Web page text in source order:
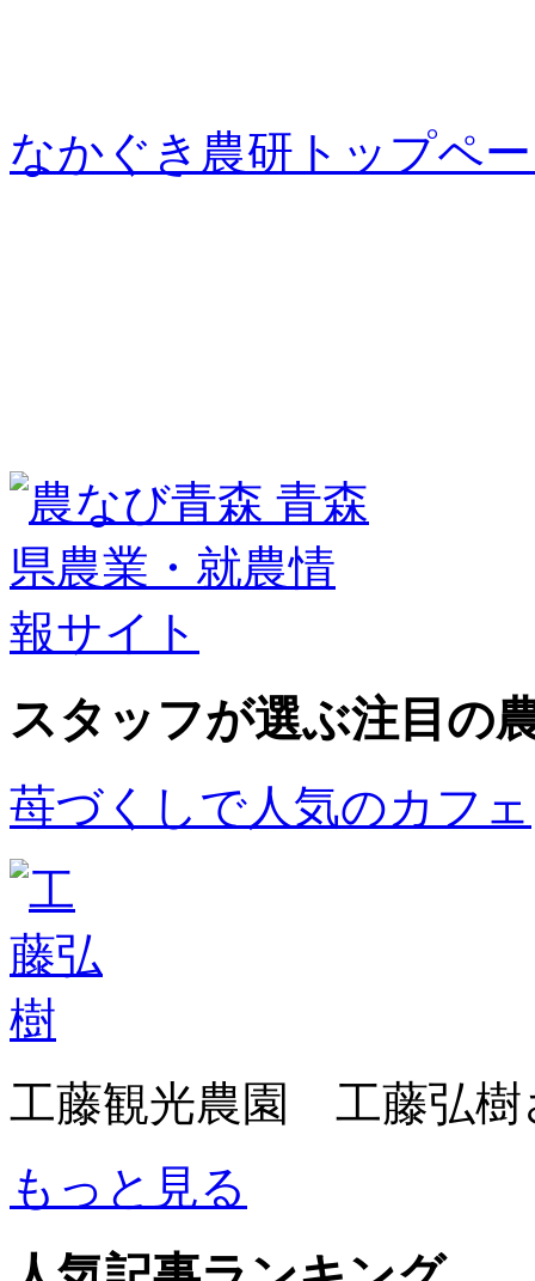
なかぐき農研トップペ
スタッフが選ぶ注目の
苺づくしで人気のカフェ
工藤観光農園 工藤弘樹
もっと見る